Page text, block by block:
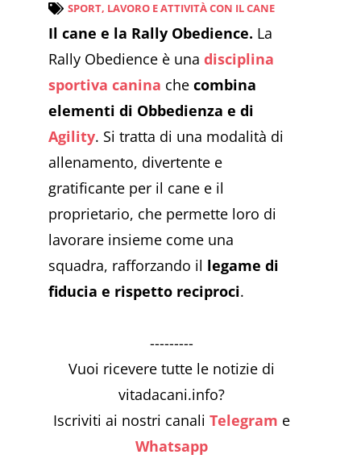
SPORT, LAVORO E ATTIVITÀ CON IL CANE
Il cane e la Rally Obedience. La
Rally Obedience è una disciplina
sportiva canina che combina
elementi di Obbedienza e di
Agility. Si tratta di una modalità di
allenamento, divertente e
gratificante per il cane e il
proprietario, che permette loro di
lavorare insieme come una
squadra, rafforzando il legame di
fiducia e rispetto reciproci.
---------
Vuoi ricevere tutte le notizie di
vitadacani.info?
Iscriviti ai nostri canali Telegram e
Whatsapp